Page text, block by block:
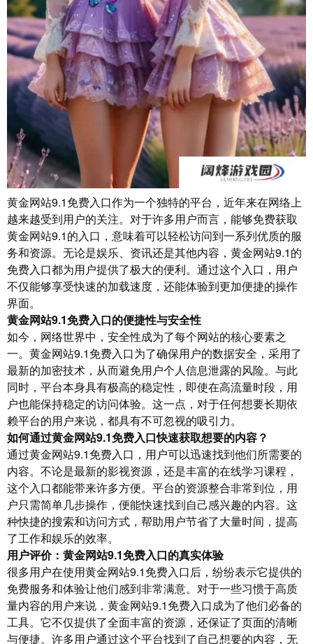
黄金网站9.1免费入口作为一个独特的平台，近年来在网络上
越来越受到用户的关注。对于许多用户而言，能够免费获取
黄金网站9.1的入口，意味着可以轻松访问到一系列优质的服
务和资源。无论是娱乐、资讯还是其他内容，黄金网站9.1的
免费入口都为用户提供了极大的便利。通过这个入口，用户
不仅能够享受快速的加载速度，还能体验到更加便捷的操作
界面。
黄金网站9.1免费入口的便捷性与安全性
如今，网络世界中，安全性成为了每个网站的核心要素之
一。黄金网站9.1免费入口为了确保用户的数据安全，采用了
最新的加密技术，从而避免用户个人信息泄露的风险。与此
同时，平台本身具有极高的稳定性，即使在高流量时段，用
户也能保持稳定的访问体验。这一点，对于任何想要长期依
赖平台的用户来说，都具有不可忽视的吸引力。
如何通过黄金网站9.1免费入口快速获取想要的内容？
通过黄金网站9.1免费入口，用户可以迅速找到他们所需要的
内容。不论是最新的影视资源，还是丰富的在线学习课程，
这个入口都能带来许多方便。平台的资源整合非常到位，用
户只需简单几步操作，便能快速找到自己感兴趣的内容。这
种快捷的搜索和访问方式，帮助用户节省了大量时间，提高
了工作和娱乐的效率。
用户评价：黄金网站9.1免费入口的真实体验
很多用户在使用黄金网站9.1免费入口后，纷纷表示它提供的
免费服务和体验让他们感到非常满意。对于一些习惯于高质
量内容的用户来说，黄金网站9.1免费入口成为了他们必备的
工具。它不仅提供了全面丰富的资源，还保证了页面的清晰
与便捷。许多用户通过这个平台找到了自己想要的内容，无